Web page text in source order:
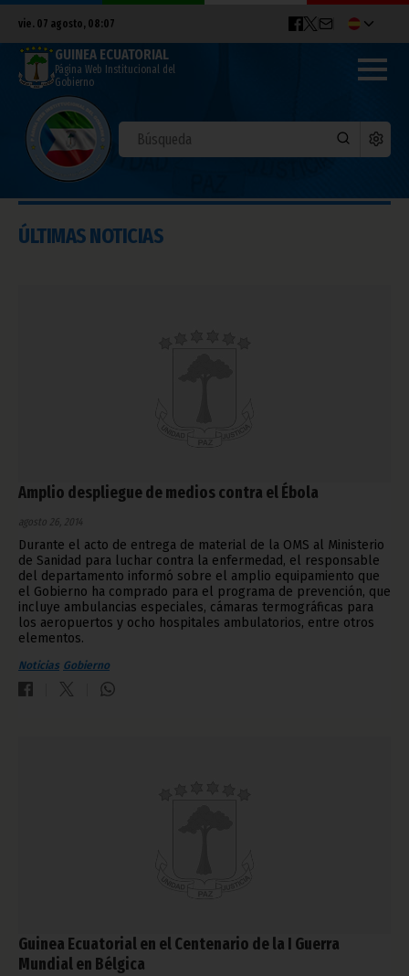
vie. 07 agosto, 08:07
GUINEA ECUATORIAL
Página Web Institucional del
Gobierno
ÚLTIMAS NOTICIAS
Amplio despliegue de medios contra el Ébola
agosto 26, 2014
Durante el acto de entrega de material de la OMS al Ministerio
de Sanidad para luchar contra la enfermedad, el responsable
del departamento informó sobre el amplio equipamiento que
el Gobierno ha comprado para el programa de prevención, que
incluye ambulancias especiales, cámaras termográficas para
los aeropuertos y ocho hospitales ambulatorios, entre otros
elementos.
Noticias Gobierno
Guinea Ecuatorial en el Centenario de la I Guerra
Mundial en Bélgica